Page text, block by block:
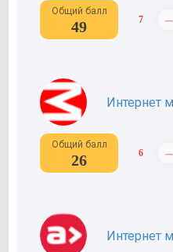
Общий балл
49 7 –
Интернет
Общий балл
26 6 –
Интернет